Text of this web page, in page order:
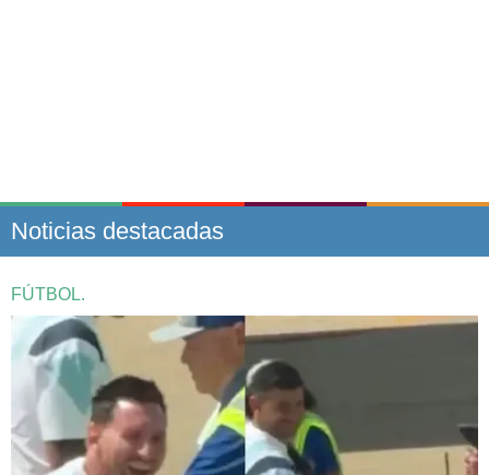
Noticias destacadas
FÚTBOL.